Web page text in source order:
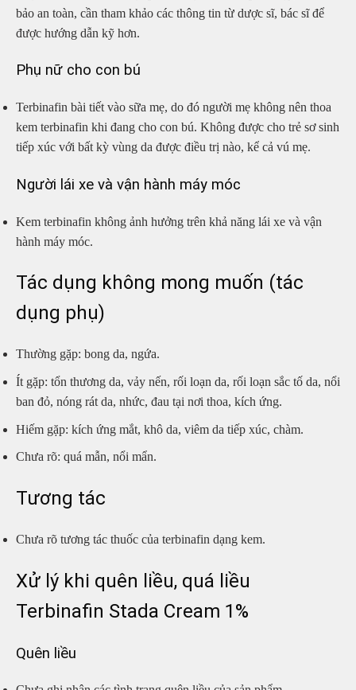
bảo an toàn, cần tham khảo các thông tin từ dược sĩ, bác sĩ để
được hướng dẫn kỹ hơn.
Phụ nữ cho con bú
Terbinafin bài tiết vào sữa mẹ, do đó người mẹ không nên thoa
kem terbinafin khi đang cho con bú. Không được cho trẻ sơ sinh
tiếp xúc với bất kỳ vùng da được điều trị nào, kể cả vú mẹ.
Người lái xe và vận hành máy móc
Kem terbinafin không ảnh hưởng trên khả năng lái xe và vận
hành máy móc.
Tác dụng không mong muốn (tác
dụng phụ)
Thường gặp: bong da, ngứa.
Ít gặp: tổn thương da, vảy nến, rối loạn da, rối loạn sắc tố da, nổi
ban đỏ, nóng rát da, nhức, đau tại nơi thoa, kích ứng.
Hiếm gặp: kích ứng mắt, khô da, viêm da tiếp xúc, chàm.
Chưa rõ: quá mẫn, nổi mẩn.
Tương tác
Chưa rõ tương tác thuốc của terbinafin dạng kem.
Xử lý khi quên liều, quá liều
Terbinafin Stada Cream 1%
Quên liều